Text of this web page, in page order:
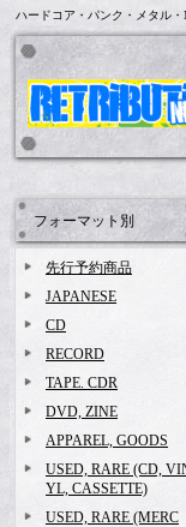
ハードコア・パンク・メタル
フォーマット別
先行予約商品
JAPANESE
CD
RECORD
TAPE. CDR
DVD, ZINE
APPAREL, GOODS
USED, RARE (CD,
YL, CASSETTE)
USED, RARE (MERC